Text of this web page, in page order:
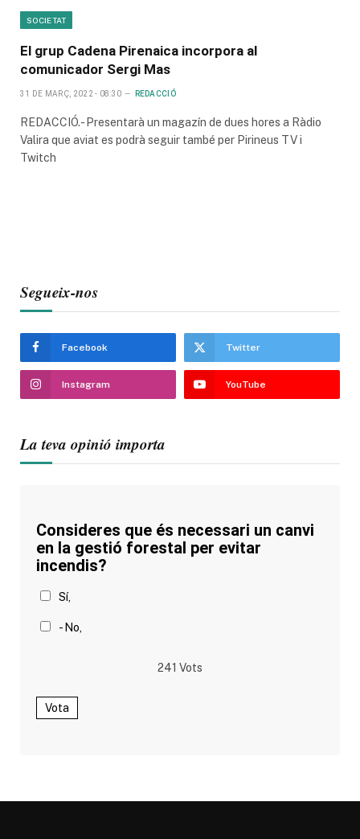
SOCIETAT
El grup Cadena Pirenaica incorpora al
comunicador Sergi Mas
31 DE MARÇ, 2022 - 08:30 REDACCIÓ
REDACCIÓ.- Presentarà un magazín de dues hores a Ràdio
Valira que aviat es podrà seguir també per Pirineus TV i
Twitch
Segueix-nos
Facebook Twitter
Instagram YouTube
La teva opinió importa
Consideres que és necessari un canvi
en la gestió forestal per evitar
incendis?
Sí,
- No,
241 Vots
Vota